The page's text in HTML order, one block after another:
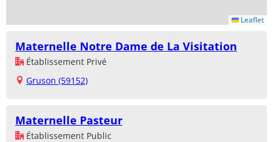
Leaflet
Maternelle Notre Dame de La Visitation
Établissement Privé
Gruson (59152)
Maternelle Pasteur
Établissement Public